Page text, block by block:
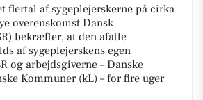
flertal af sygeplejerskerne på cirka
overenskomst Dansk
bekræfter, at den afatle
af sygeplejerskens egen
og arbejdsgiverne – Danske
Kommuner (kL) – for fire uger